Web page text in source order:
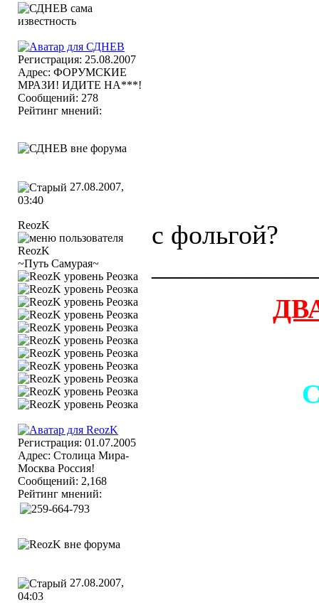
Регистрация: 25.08.2007
Адрес: ФОРУМСКИЕ
МРАЗИ! ИДИТЕ НА***!
Сообщений: 278
Рейтинг мнений:
27.08.2007,
03:40
ReozK
~Путь Самурая~
Регистрация: 01.07.2005
Адрес: Столица Мира-
Москва Россия!
Сообщений: 2,168
Рейтинг мнений:
с фольгой?
27.08.2007,
04:03